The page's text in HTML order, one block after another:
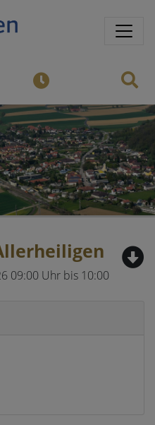
Öffnungszeiten
09:00 Uhr bis 10:00